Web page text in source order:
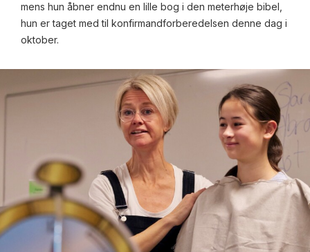
mens hun åbner endnu en lille bog i den meterhøje bibel,
hun er taget med til konfirmandforberedelsen denne dag i
oktober.